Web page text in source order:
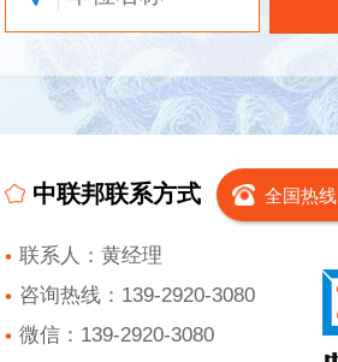
中联邦联系方式 全国热线
联系人：黄经理
咨询热线：139-2920-3080
微信：139-2920-3080